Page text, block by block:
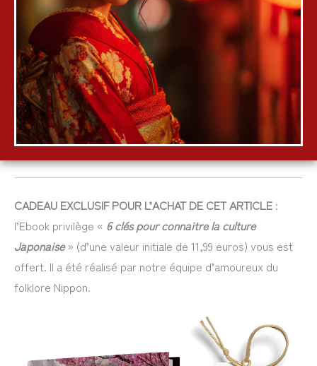
CADEAU EXCLUSIF POUR L’ACHAT DE CET ARTICLE :
l’Ebook privilège « 6 clés pour connaitre la culture
Japonaise» (d’une valeur initiale de 11,99 euros) vous est
offert. Il a été réalisé par notre équipe d’amoureux du
folklore Nippon.